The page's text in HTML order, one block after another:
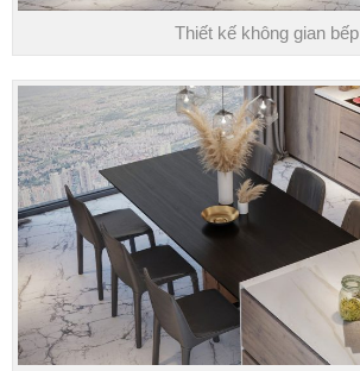
Thiết kế không gian bếp